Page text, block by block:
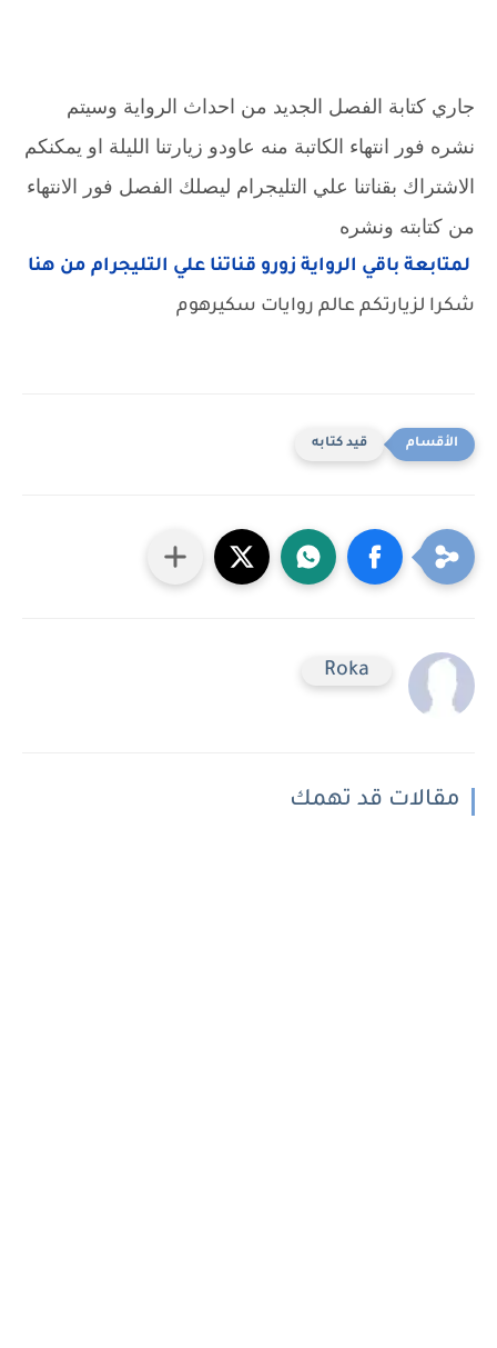
جاري كتابة الفصل الجديد من احداث الرواية وسيتم
نشره فور انتهاء الكاتبة منه عاودو زيارتنا الليلة او يمكنكم
الاشتراك بقناتنا علي التليجرام ليصلك الفصل فور الانتهاء
من كتابته ونشره
لمتابعة باقي الرواية زورو قناتنا علي التليجرام من هنا
شكرا لزيارتكم عالم روايات سكيرهوم
قيد كتابه
Roka
مقالات قد تهمك